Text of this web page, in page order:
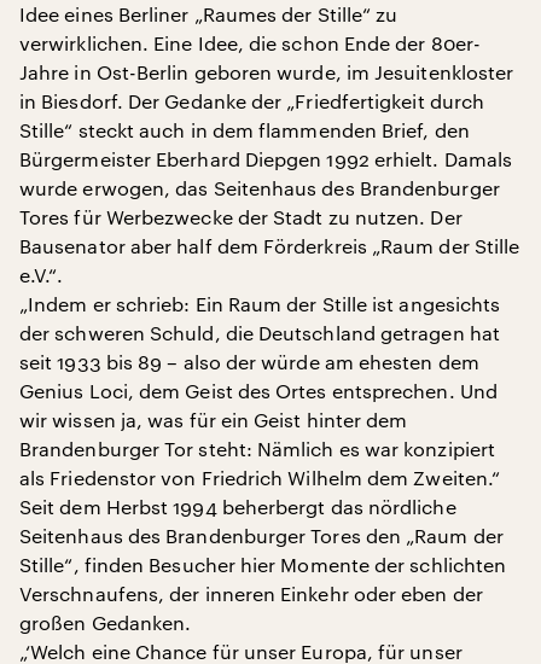
Idee eines Berliner „Raumes der Stille“ zu
verwirklichen. Eine Idee, die schon Ende der 80er-
Jahre in Ost-Berlin geboren wurde, im Jesuitenkloster
in Biesdorf. Der Gedanke der „Friedfertigkeit durch
Stille“ steckt auch in dem flammenden Brief, den
Bürgermeister Eberhard Diepgen 1992 erhielt. Damals
wurde erwogen, das Seitenhaus des Brandenburger
Tores für Werbezwecke der Stadt zu nutzen. Der
Bausenator aber half dem Förderkreis „Raum der Stille
e.V.“.
„Indem er schrieb: Ein Raum der Stille ist angesichts
der schweren Schuld, die Deutschland getragen hat
seit 1933 bis 89 – also der würde am ehesten dem
Genius Loci, dem Geist des Ortes entsprechen. Und
wir wissen ja, was für ein Geist hinter dem
Brandenburger Tor steht: Nämlich es war konzipiert
als Friedenstor von Friedrich Wilhelm dem Zweiten.“
Seit dem Herbst 1994 beherbergt das nördliche
Seitenhaus des Brandenburger Tores den „Raum der
Stille“, finden Besucher hier Momente der schlichten
Verschnaufens, der inneren Einkehr oder eben der
großen Gedanken.
„‘Welch eine Chance für unser Europa, für unser